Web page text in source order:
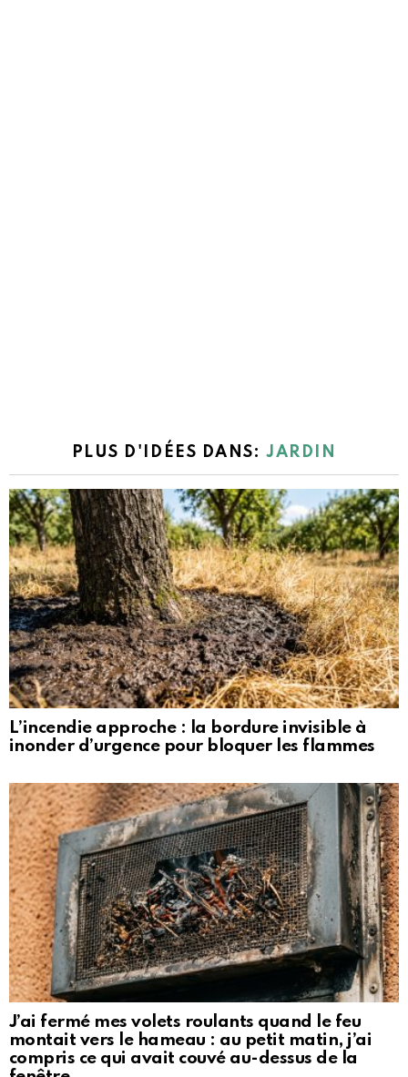
PLUS D'IDÉES DANS:JARDIN
L’incendie approche : la bordure invisible à
inonder d’urgence pour bloquer les flammes
J’ai fermé mes volets roulants quand le feu
montait vers le hameau : au petit matin, j’ai
compris ce qui avait couvé au-dessus de la